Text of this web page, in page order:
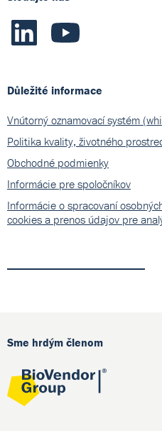
Důležité informace
Vnútorný oznamovací systém
Politika kvality, životného
Obchodné podmienky
Informácie pre spoločníkov
Informácie o spracovaní
cookies a prenos údajov pre
Sme hrdým členom